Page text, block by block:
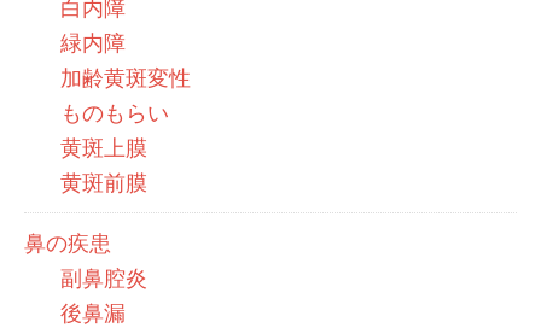
白内障
緑内障
加齢黄斑変性
ものもらい
黄斑上膜
黄斑前膜
鼻の疾患
副鼻腔炎
後鼻漏